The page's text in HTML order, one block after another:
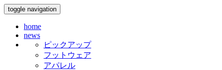
toggle navigation
home
news
ピックアップ
フットウェア
アパレル